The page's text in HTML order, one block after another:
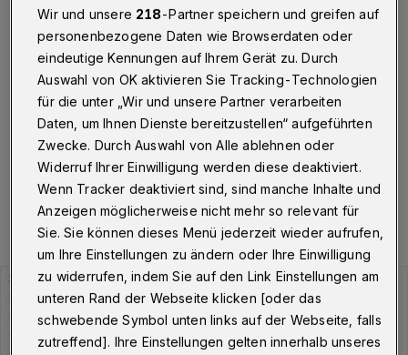
Wuppertal·Am Donnerstag (30. September 2021)
hat die Stadt Wuppertal insgesamt 564 Personen
gemeldet, die aktuell mit dem Corona-Virus infiziert
sind. Der Inzidenzwert liegt bei 67,32, die Zahl der
Neuinfektionen in den vergangenen sieben Tagen bei
239.
30.09.2021 , 10:19 Uhr Eine Minute Lesezeit
Wir und unsere 218-Partner speichern und greifen auf
personenbezogene Daten wie Browserdaten oder
eindeutige Kennungen auf Ihrem Gerät zu. Durch
Auswahl von OK aktivieren Sie Tracking-Technologien
für die unter „Wir und unsere Partner verarbeiten
Daten, um Ihnen Dienste bereitzustellen“ aufgeführten
Zwecke. Durch Auswahl von Alle ablehnen oder
Widerruf Ihrer Einwilligung werden diese deaktiviert.
Wenn Tracker deaktiviert sind, sind manche Inhalte und
Anzeigen möglicherweise nicht mehr so relevant für
Sie. Sie können dieses Menü jederzeit wieder aufrufen,
um Ihre Einstellungen zu ändern oder Ihre Einwilligung
zu widerrufen, indem Sie auf den Link Einstellungen am
unteren Rand der Webseite klicken [oder das
schwebende Symbol unten links auf der Webseite, falls
zutreffend]. Ihre Einstellungen gelten innerhalb unseres